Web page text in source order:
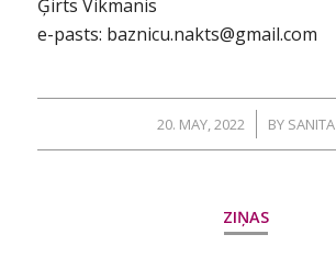
Ģirts Vikmanis
e-pasts: baznicu.nakts@gmail.com
20. MAY, 2022
/ BY SANITA
ZIŅAS